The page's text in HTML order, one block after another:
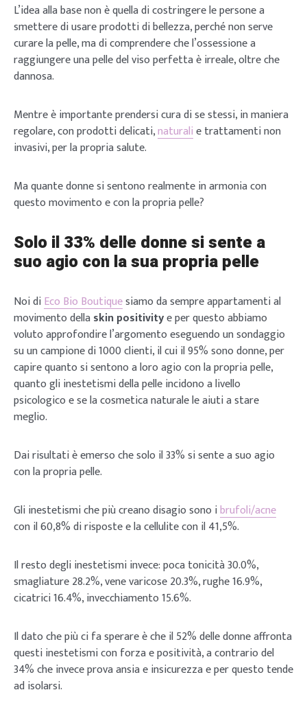
L’idea alla base non è quella di costringere le persone a
smettere di usare prodotti di bellezza, perché non serve
curare la pelle, ma di comprendere che l’ossessione a
raggiungere una pelle del viso perfetta è irreale, oltre che
dannosa.
Mentre è importante prendersi cura di se stessi, in maniera
regolare, con prodotti delicati,naturalie trattamenti non
invasivi, per la propria salute.
Ma quante donne si sentono realmente in armonia con
questo movimento e con la propria pelle?
Solo il 33% delle donne si sente a
suo agio con la sua propria pelle
Noi diEco Bio Boutiquesiamo da sempre appartamenti al
movimento dellaskin positivitye per questo abbiamo
voluto approfondire l’argomento eseguendo un sondaggio
su un campione di 1000 clienti, il cui il 95% sono donne, per
capire quanto si sentono a loro agio con la propria pelle,
quanto gli inestetismi della pelle incidono a livello
psicologico e se la cosmetica naturale le aiuti a stare
meglio.
Dai risultati è emerso che solo il 33% si sente a suo agio
con la propria pelle.
Gli inestetismi che più creano disagio sono ibrufoli/acne
con il 60,8% di risposte e la cellulite con il 41,5%.
Il resto degli inestetismi invece: poca tonicità 30.0%,
smagliature 28.2%, vene varicose 20.3%, rughe 16.9%,
cicatrici 16.4%, invecchiamento 15.6%.
Il dato che più ci fa sperare è che il 52% delle donne affronta
questi inestetismi con forza e positività, a contrario del
34% che invece prova ansia e insicurezza e per questo tende
ad isolarsi.